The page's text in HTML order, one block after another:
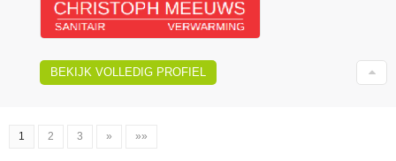
BEKIJK VOLLEDIG PROFIEL
1 2 3 » »»